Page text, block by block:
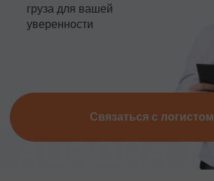
груза для вашей
уверенности
Связаться с логистом